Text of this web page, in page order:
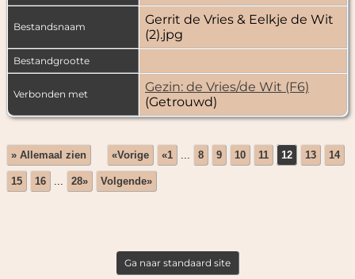
Bestandsnaam
Gerrit de Vries & Eelkje de Wit
(2).jpg
Bestandgrootte
Verbonden met
Gezin: de Vries/de Wit (F6)
(Getrouwd)
» Allemaal zien «Vorige «1 ... 8 9 10 11 12 13 14
15 16 ... 28» Volgende»
Ga naar standaard site